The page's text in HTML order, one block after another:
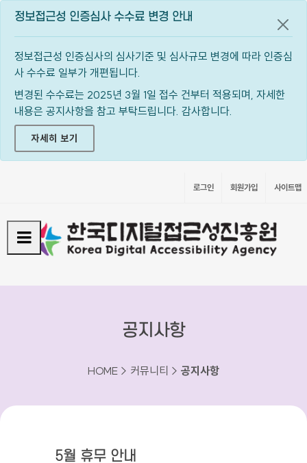
정보접근성 인증심사 수수료 변경 안내
정보접근성 인증심사의 심사기준 및 심사규모 변경에 따라 인증심
사 수수료 일부가 개편됩니다.
변경된 수수료는 2025년 3월 1일 접수 건부터 적용되며, 자세한
내용은 공지사항을 참고 부탁드립니다. 감사합니다.
자세히 보기
공지
로그인 회원가입 사이트맵
공지사항
HOME > 커뮤니티 > 공지사항
5월 휴무 안내